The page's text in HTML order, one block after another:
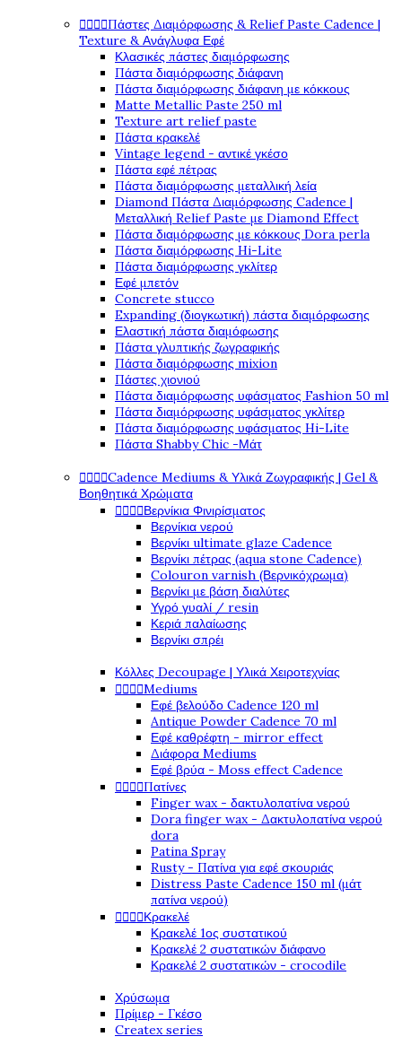
Πάστες Διαμόρφωσης & Relief Paste Cadence |
Texture & Ανάγλυφα Εφέ
Κλασικές πάστες διαμόρφωσης
Πάστα διαμόρφωσης διάφανη
Πάστα διαμόρφωσης διάφανη με κόκκους
Matte Metallic Paste 250 ml
Texture art relief paste
Πάστα κρακελέ
Vintage legend - αντικέ γκέσο
Πάστα εφέ πέτρας
Πάστα διαμόρφωσης μεταλλική λεία
Diamond Πάστα Διαμόρφωσης Cadence |
Μεταλλική Relief Paste με Diamond Effect
Πάστα διαμόρφωσης με κόκκους Dora perla
Πάστα διαμόρφωσης Hi-Lite
Πάστα διαμόρφωσης γκλίτερ
Εφέ μπετόν
Concrete stucco
Expanding (διογκωτική) πάστα διαμόρφωσης
Ελαστική πάστα διαμόφωσης
Πάστα γλυπτικής ζωγραφικής
Πάστα διαμόρφωσης mixion
Πάστες χιονιού
Πάστα διαμόρφωσης υφάσματος Fashion 50 ml
Πάστα διαμόρφωσης υφάσματος γκλίτερ
Πάστα διαμόρφωσης υφάσματος Hi-Lite
Πάστα Shabby Chic -Μάτ
Cadence Mediums & Υλικά Ζωγραφικής | Gel &
Βοηθητικά Χρώματα
Βερνίκια Φινιρίσματος
Βερνίκια νερού
Βερνίκι ultimate glaze Cadence
Βερνίκι πέτρας (aqua stone Cadence)
Colouron varnish (Βερνικόχρωμα)
Βερνίκι με βάση διαλύτες
Υγρό γυαλί / resin
Κεριά παλαίωσης
Βερνίκι σπρέι
Κόλλες Decoupage | Υλικά Χειροτεχνίας
Mediums
Εφέ βελούδο Cadence 120 ml
Antique Powder Cadence 70 ml
Εφέ καθρέφτη - mirror effect
Διάφορα Mediums
Εφέ βρύα - Moss effect Cadence
Πατίνες
Finger wax - δακτυλοπατίνα νερού
Dora finger wax - Δακτυλοπατίνα νερού
dora
Patina Spray
Rusty - Πατίνα για εφέ σκουριάς
Distress Paste Cadence 150 ml (μάτ
πατίνα νερού)
Κρακελέ
Κρακελέ 1ος συστατικού
Κρακελέ 2 συστατικών διάφανο
Κρακελέ 2 συστατικών - crocodile
Χρύσωμα
Πρίμερ - Γκέσο
Createx series